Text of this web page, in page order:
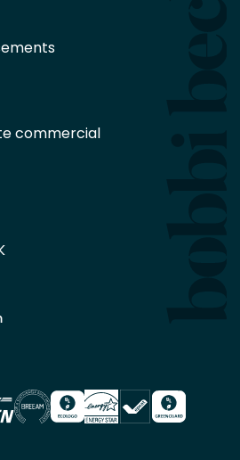
commercial